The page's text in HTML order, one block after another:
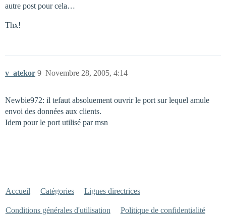
autre post pour cela…
Thx!
v_atekor Novembre 28, 2005, 4:14
9
Newbie972: il tefaut absoluement ouvrir le port sur lequel amule
envoi des données aux clients.
Idem pour le port utilisé par msn
Accueil Catégories Lignes directrices
Conditions générales d'utilisation Politique de confidentialité